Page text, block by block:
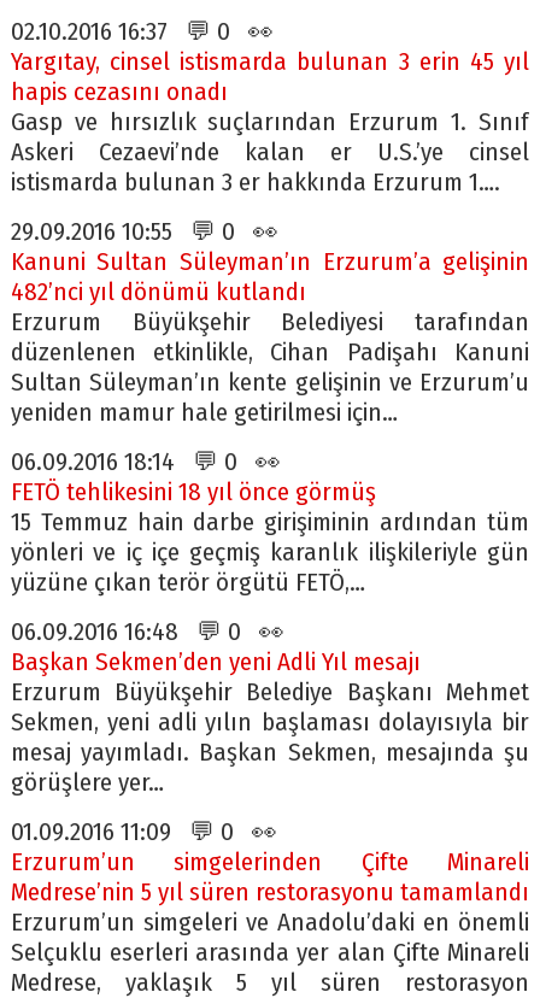
02.10.2016 16:37 💬 0 👀
Yargıtay, cinsel istismarda bulunan 3 erin 45 yıl
hapis cezasını onadı
Gasp ve hırsızlık suçlarından Erzurum 1. Sınıf
Askeri Cezaevi’nde kalan er U.S.’ye cinsel
istismarda bulunan 3 er hakkında Erzurum 1….
29.09.2016 10:55 💬 0 👀
Kanuni Sultan Süleyman’ın Erzurum’a gelişinin
482’nci yıl dönümü kutlandı
Erzurum Büyükşehir Belediyesi tarafından
düzenlenen etkinlikle, Cihan Padişahı Kanuni
Sultan Süleyman’ın kente gelişinin ve Erzurum’u
yeniden mamur hale getirilmesi için…
06.09.2016 18:14 💬 0 👀
FETÖ tehlikesini 18 yıl önce görmüş
15 Temmuz hain darbe girişiminin ardından tüm
yönleri ve iç içe geçmiş karanlık ilişkileriyle gün
yüzüne çıkan terör örgütü FETÖ,…
06.09.2016 16:48 💬 0 👀
Başkan Sekmen’den yeni Adli Yıl mesajı
Erzurum Büyükşehir Belediye Başkanı Mehmet
Sekmen, yeni adli yılın başlaması dolayısıyla bir
mesaj yayımladı. Başkan Sekmen, mesajında şu
görüşlere yer…
01.09.2016 11:09 💬 0 👀
Erzurum’un simgelerinden Çifte Minareli
Medrese’nin 5 yıl süren restorasyonu tamamlandı
Erzurum’un simgeleri ve Anadolu’daki en önemli
Selçuklu eserleri arasında yer alan Çifte Minareli
Medrese, yaklaşık 5 yıl süren restorasyon